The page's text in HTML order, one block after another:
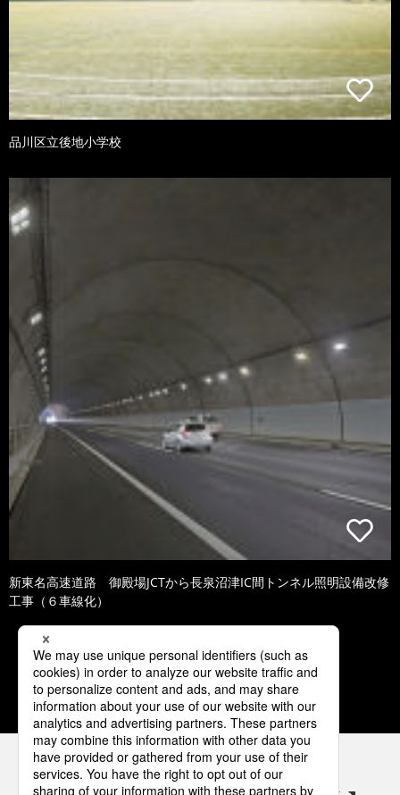
品川区立後地小学校
新東名高速道路 御殿場JCTから長泉沼津IC間トンネル照明設備改修
工事（６車線化）
3 4 5 6 7
パナソニックの電気設備 SNSアカウント